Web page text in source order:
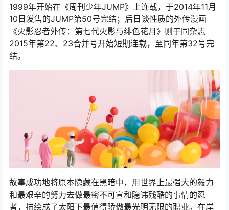
1999年开始在《周刊少年JUMP》上连载，于2014年11月
10日发售的JUMP第50号完结；后日谈性质的外传漫画
《火影忍者外传：第七代火影与绯色花月》则于同杂志
2015年第22、23合并号开始短期连载，至同年第32号完
结。
故事成功地将原本隐藏在黑暗中，用世界上最强大的毅力
和最艰辛的努力去做最密不可宣和隐讳残酷的事情的忍
者，描绘成了太阳下最值得骄傲最光明无限的职业。在岸